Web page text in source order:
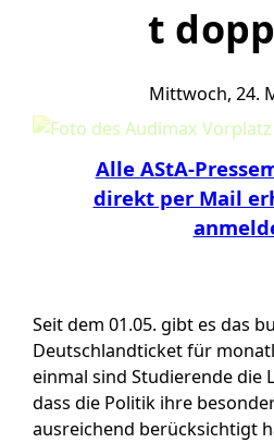
t
Mittwoch, 24.
Alle AStA-
direkt per Mail
Seit dem 01.05. gibt es das
Deutschlandticket für
einmal sind Studierende die
dass die Politik ihre
ausreichend berücksichtigt